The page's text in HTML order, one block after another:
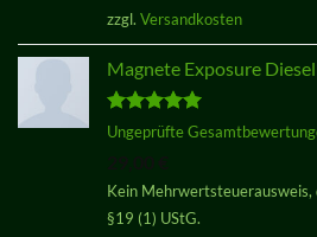
zzgl. Versandkosten
Magnete Exposure Diesel
Bewertet
mit 5.00
Ungeprüfte
Kein
§19 (1) UStG.